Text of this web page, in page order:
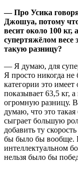
— Про Усика
Джошуа, потому
весит около 100
супертяжёлом весе
такую разницу?
— Я думаю, для
Я просто никогда
категории это
показывает 63,5 кг,
огромную разницу.
думаю, что это такая
сыграет большую
добавить ту
бы было бы вообще.
интеллектуальном
нельзя было бы